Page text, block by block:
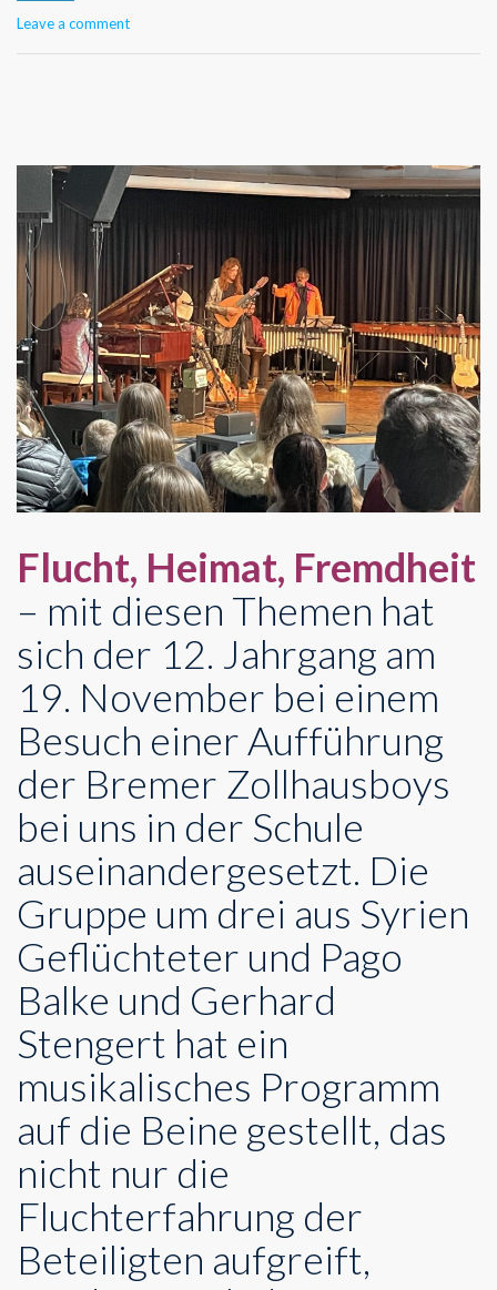
Leave a comment
Flucht, Heimat, Fremdheit
– mit diesen Themen hat
sich der 12. Jahrgang am
19. November bei einem
Besuch einer Aufführung
der Bremer Zollhausboys
bei uns in der Schule
auseinandergesetzt. Die
Gruppe um drei aus Syrien
Geflüchteter und Pago
Balke und Gerhard
Stengert hat ein
musikalisches Programm
auf die Beine gestellt, das
nicht nur die
Fluchterfahrung der
Beteiligten aufgreift,